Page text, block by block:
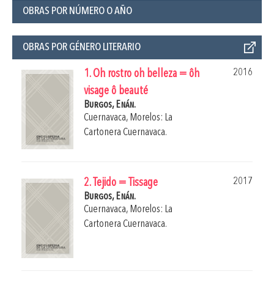
OBRAS POR NÚMERO O AÑO
OBRAS POR GÉNERO LITERARIO
1. Oh rostro oh belleza = ôh
visage ô beauté
2016
Burgos, Enán.
Cuernavaca, Morelos: La
Cartonera Cuernavaca.
2. Tejido = Tissage
2017
Burgos, Enán.
Cuernavaca, Morelos: La
Cartonera Cuernavaca.